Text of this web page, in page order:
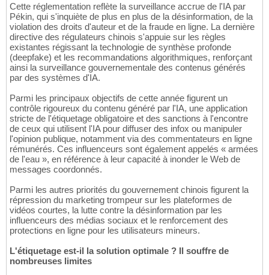
Cette réglementation reflète la surveillance accrue de l'IA par
Pékin, qui s'inquiète de plus en plus de la désinformation, de la
violation des droits d'auteur et de la fraude en ligne. La dernière
directive des régulateurs chinois s'appuie sur les règles
existantes régissant la technologie de synthèse profonde
(deepfake) et les recommandations algorithmiques, renforçant
ainsi la surveillance gouvernementale des contenus générés
par des systèmes d'IA.
Parmi les principaux objectifs de cette année figurent un
contrôle rigoureux du contenu généré par l'IA, une application
stricte de l'étiquetage obligatoire et des sanctions à l'encontre
de ceux qui utilisent l'IA pour diffuser des infox ou manipuler
l'opinion publique, notamment via des commentateurs en ligne
rémunérés. Ces influenceurs sont également appelés « armées
de l'eau », en référence à leur capacité à inonder le Web de
messages coordonnés.
Parmi les autres priorités du gouvernement chinois figurent la
répression du marketing trompeur sur les plateformes de
vidéos courtes, la lutte contre la désinformation par les
influenceurs des médias sociaux et le renforcement des
protections en ligne pour les utilisateurs mineurs.
L'étiquetage est-il la solution optimale ? Il souffre de
nombreuses limites